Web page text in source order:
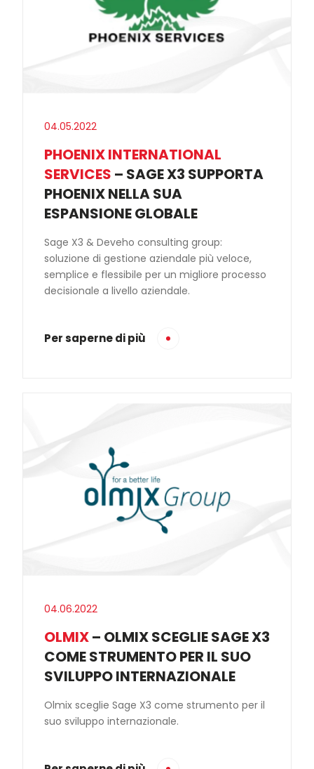
04.05.2022
PHOENIX INTERNATIONAL
SERVICES – SAGE X3 SUPPORTA
PHOENIX NELLA SUA
ESPANSIONE GLOBALE
Sage X3 & Deveho consulting group:
soluzione di gestione aziendale più veloce,
semplice e flessibile per un migliore processo
decisionale a livello aziendale.
Per saperne di più
04.06.2022
OLMIX– OLMIX SCEGLIE SAGE X3
COME STRUMENTO PER IL SUO
SVILUPPO INTERNAZIONALE
Olmix sceglie Sage X3 come strumento per il
suo sviluppo internazionale.